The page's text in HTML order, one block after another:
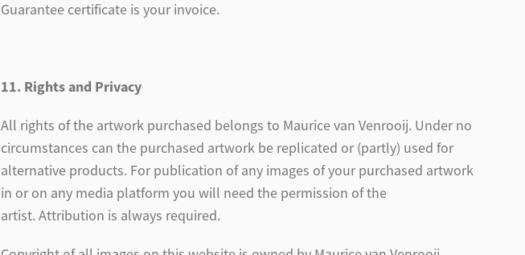
Guarantee certificate is your invoice.
11. Rights and Privacy
All rights of the artwork purchased belongs to Maurice van Venrooij. Under no
circumstances can the purchased artwork be replicated or (partly) used for
alternative products. For publication of any images of your purchased artwork
in or on any media platform you will need the permission of the
artist. Attribution is always required.